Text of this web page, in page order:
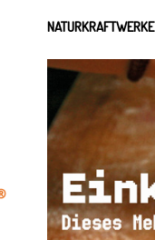
NATURKRAFTWERKE